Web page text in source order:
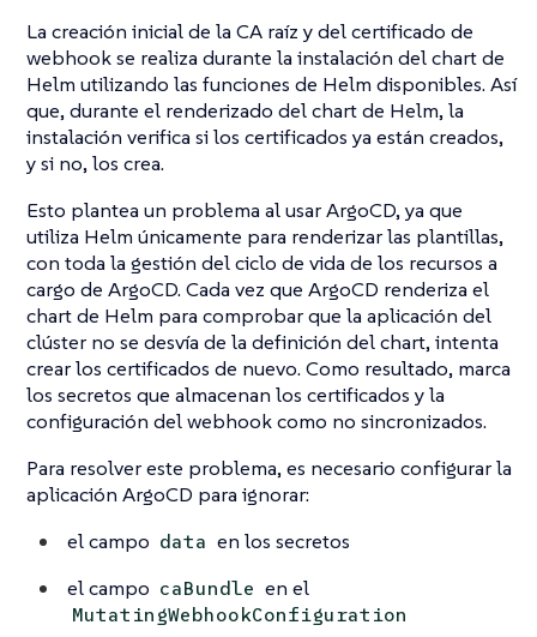
La creación inicial de la CA raíz y del certificado de
webhook se realiza durante la instalación del chart de
Helm utilizando las funciones de Helm disponibles. Así
que, durante el renderizado del chart de Helm, la
instalación verifica si los certificados ya están creados,
y si no, los crea.
Esto plantea un problema al usar ArgoCD, ya que
utiliza Helm únicamente para renderizar las plantillas,
con toda la gestión del ciclo de vida de los recursos a
cargo de ArgoCD. Cada vez que ArgoCD renderiza el
chart de Helm para comprobar que la aplicación del
clúster no se desvía de la definición del chart, intenta
crear los certificados de nuevo. Como resultado, marca
los secretos que almacenan los certificados y la
configuración del webhook como no sincronizados.
Para resolver este problema, es necesario configurar la
aplicación ArgoCD para ignorar:
el campo data en los secretos
el campo caBundle en el
MutatingWebhookConfiguration